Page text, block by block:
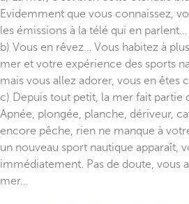
Evidemment que vous connaissez,
les émissions à la télé qui en parlent…
b) Vous en rêvez… Vous habitez à
mer et votre expérience des sports
mais vous allez adorer, vous en êtes
c) Depuis tout petit, la mer fait partie
Apnée, plongée, planche, dériveur,
encore pêche, rien ne manque à
un nouveau sport nautique apparaît,
immédiatement. Pas de doute, vous
mer…